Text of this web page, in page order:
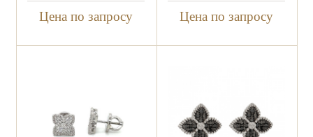
Цена по запросу Цена по запросу